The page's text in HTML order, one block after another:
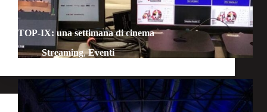
TOP-IX: una settimana di cinema
Streaming,Eventi